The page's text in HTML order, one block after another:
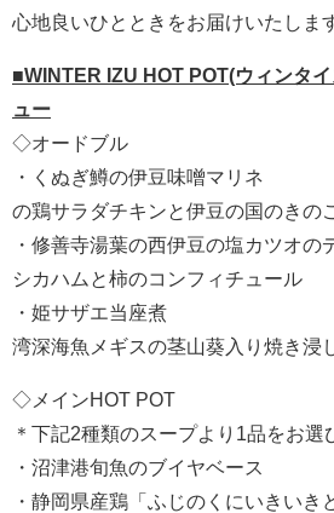
心地良いひとときをお届けいたしま
■WINTER IZU HOT POT(ウィンタ
ュー
◇オードブル
・くぬぎ鱒の伊豆味噌
の鶏サラダチキンと伊豆の国のきの
・修善寺湯葉の西伊豆の塩カツ
シカハムと柿のコンフィチュール
・姫サザエ当
湾深海魚メギスの茎山葵入り焼き浸
◇メインHOT POT
＊下記2種類のスープより1品をお選
・沼津港旬魚のブイヤベース
・静岡県産鶏「ふじのくにいきいき